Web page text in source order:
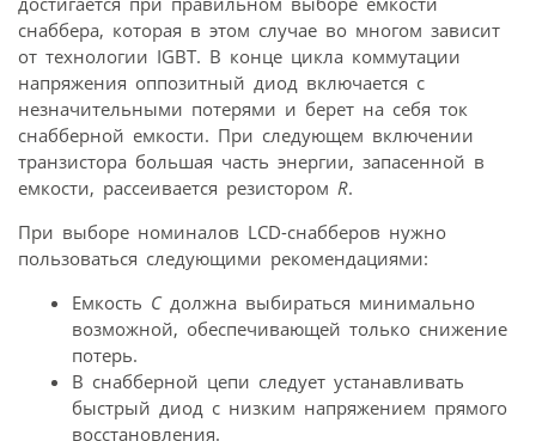
снаббера, которая в этом случае во многом зависит
от технологии IGBT. В конце цикла коммутации
напряжения оппозитный диод включается с
незначительными потерями и берет на себя ток
снабберной емкости. При следующем включении
транзистора большая часть энергии, запасенной в
емкости, рассеивается резистором R.
При выборе номиналов LСD-снабберов нужно
пользоваться следующими рекомендациями:
Емкость Сдолжна выбираться минимально
возможной, обеспечивающей только снижение
потерь.
В снабберной цепи следует устанавливать
быстрый диод с низким напряжением прямого
восстановления.